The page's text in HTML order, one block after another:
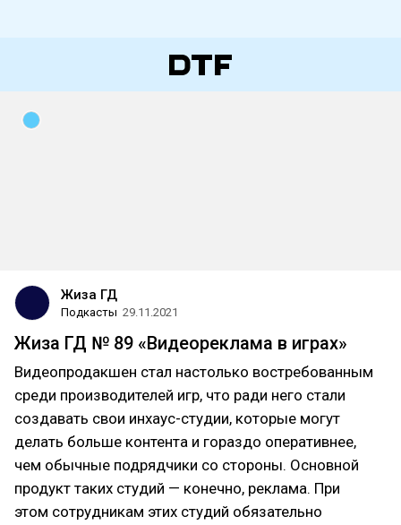
Жиза ГД
Подкасты 29.11.2021
Жиза ГД № 89 «Видеореклама в играх»
Видеопродакшен стал настолько востребованным
среди производителей игр, что ради него стали
создавать свои инхаус-студии, которые могут
делать больше контента и гораздо оперативнее,
чем обычные подрядчики со стороны. Основной
продукт таких студий — конечно, реклама. При
этом сотрудникам этих студий обязательно